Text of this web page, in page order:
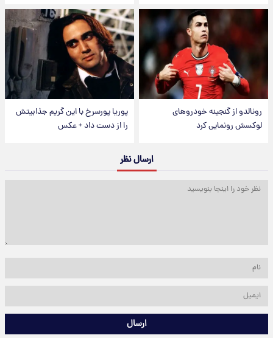
رونالدو از گنجینه خودروهای
لوکسش رونمایی کرد
پوریا پورسرخ با این گریم جذابیتش
را از دست داد + عکس
ارسال نظر
ارسال